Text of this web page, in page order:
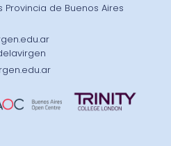
Provincia de Buenos Aires